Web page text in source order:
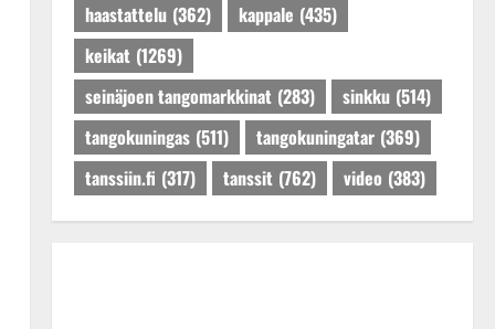
haastattelu (362) kappale (435)
keikat (1269)
seinäjoen tangomarkkinat (283) sinkku (514)
tangokuningas (511) tangokuningatar (369)
tanssiin.fi (317) tanssit (762) video (383)